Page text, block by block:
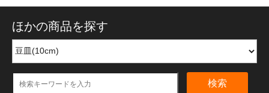
ほかの商品を探す
検索